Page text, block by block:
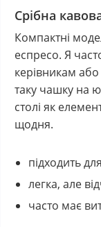
Срібна
Компактні
еспресо. Я
керівникам
таку чашку на
столі як
щодня.
підходить
легка, але
часто має